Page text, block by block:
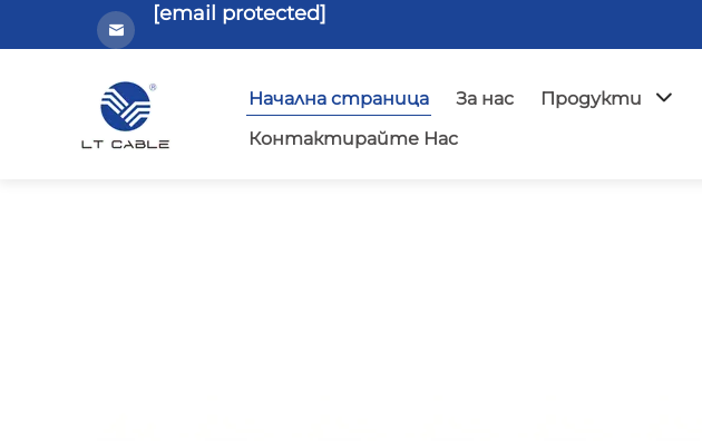
[email protected]
Начална страница За нас Продукти
Контактирайте Нас